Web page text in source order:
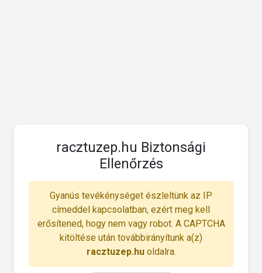
racztuzep.hu Biztonsági
Ellenőrzés
Gyanús tevékénységet észleltünk az IP
címeddel kapcsolatban, ezért meg kell
erősítened, hogy nem vagy robot. A CAPTCHA
kitöltése után továbbirányítunk a(z)
racztuzep.huoldalra.